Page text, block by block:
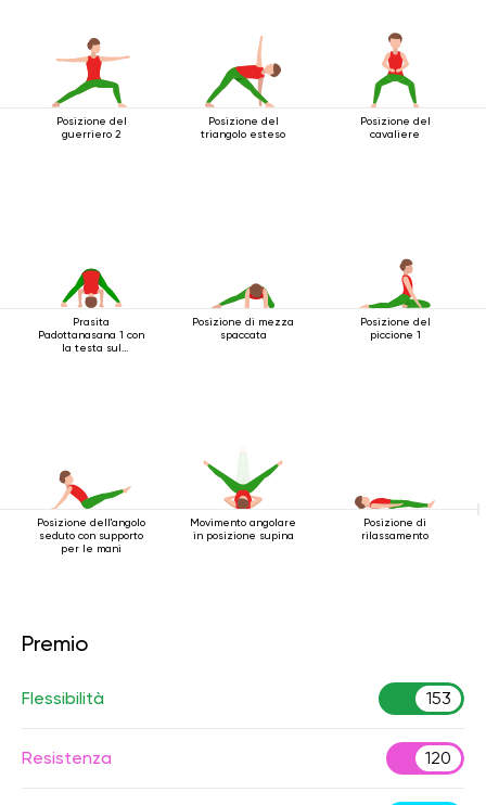
Posizione del
guerriero 2
Posizione del
triangolo esteso
Posizione del
cavaliere
Prasita
Padottanasana 1 con
la testa sul
Posizione di mezza
spaccata
Posizione del
piccione 1
Posizione dell'angolo
seduto con supporto
per le mani
Movimento angolare
in posizione supina
Posizione di
rilassamento
Premio
Flessibilità 153
Resistenza 120